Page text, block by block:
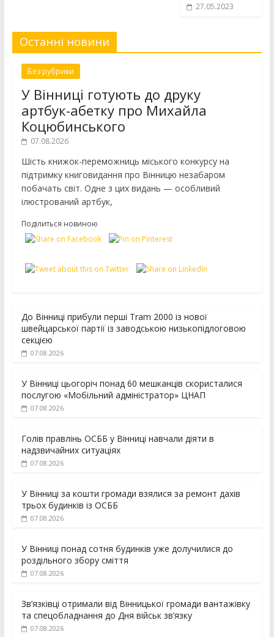
27.05.2023
Останні новини
Без рубрики
У Вінниці готують до друку
артбук-абетку про Михайла
Коцюбинського
07.08.2026
Шість книжок-переможниць міського конкурсу на
підтримку книговидання про Вінницю незабаром
побачать світ. Одне з цих видань — особливий
ілюстрований артбук,
Поділиться новиною
До Вінниці прибули перші Tram 2000 із нової
швейцарської партії із заводською низькопідлоговою
секцією
07.08.2026
У Вінниці цьогоріч понад 60 мешканців скористалися
послугою «Мобільний адміністратор» ЦНАП
07.08.2026
Голів правлінь ОСББ у Вінниці навчали діяти в
надзвичайних ситуаціях
07.08.2026
У Вінниці за кошти громади взялися за ремонт дахів
трьох будинків із ОСББ
07.08.2026
У Вінниці понад сотня будинків уже долучилися до
роздільного збору сміття
07.08.2026
Зв’язківці отримали від Вінницької громади вантажівку
та спецобладнання до Дня військ зв’язку
07.08.2026